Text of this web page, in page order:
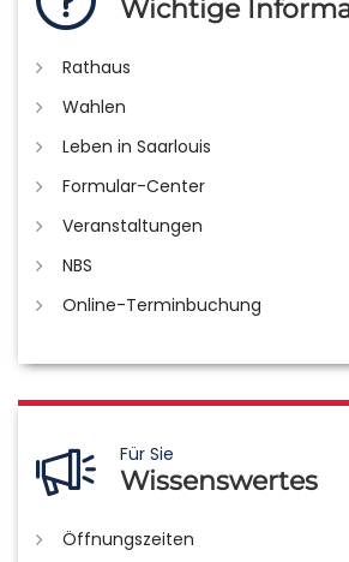
Wichtige
Rathaus
Wahlen
Leben in Saarlouis
Formular-Center
Veranstaltungen
NBS
Online-Terminbuchung
Für Sie
Wissenswertes
Öffnungszeiten